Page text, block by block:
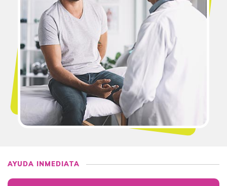
AYUDA INMEDIATA